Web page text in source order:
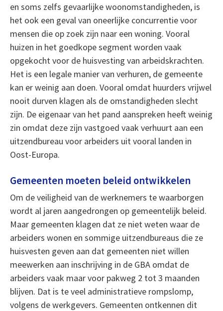
en soms zelfs gevaarlijke woonomstandigheden, is
het ook een geval van oneerlijke concurrentie voor
mensen die op zoek zijn naar een woning. Vooral
huizen in het goedkope segment worden vaak
opgekocht voor de huisvesting van arbeidskrachten.
Het is een legale manier van verhuren, de gemeente
kan er weinig aan doen. Vooral omdat huurders vrijwel
nooit durven klagen als de omstandigheden slecht
zijn. De eigenaar van het pand aanspreken heeft weinig
zin omdat deze zijn vastgoed vaak verhuurt aan een
uitzendbureau voor arbeiders uit vooral landen in
Oost-Europa.
Gemeenten moeten beleid ontwikkelen
Om de veiligheid van de werknemers te waarborgen
wordt al jaren aangedrongen op gemeentelijk beleid.
Maar gemeenten klagen dat ze niet weten waar de
arbeiders wonen en sommige uitzendbureaus die ze
huisvesten geven aan dat gemeenten niet willen
meewerken aan inschrijving in de GBA omdat de
arbeiders vaak maar voor pakweg 2 tot 3 maanden
blijven. Dat is te veel administratieve rompslomp,
volgens de werkgevers. Gemeenten ontkennen dit